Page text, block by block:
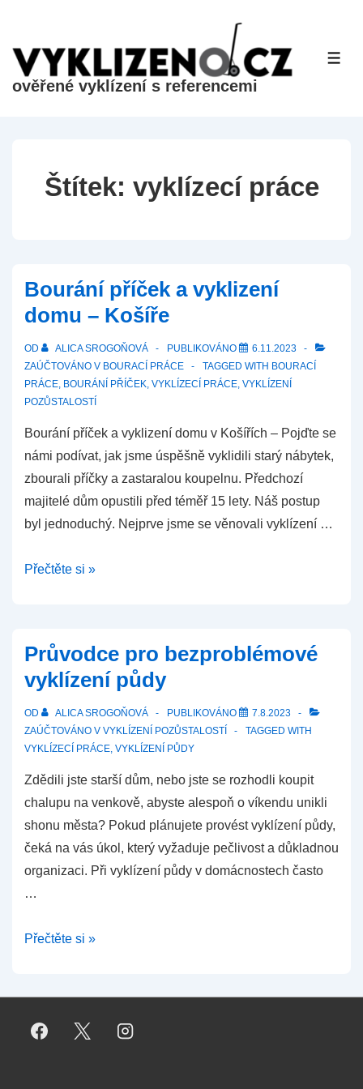
na
hlavní
ověřené vyklízení s referencemi
Štítek: vyklízecí práce
Bourání příček a vyklizení
domu – Košíře
OD ALICA SROGOŇOVÁ PUBLIKOVÁNO
6.11.2023
ZAÚČTOVÁNO V BOURACÍ PRÁCE TAGGED WITH BOURACÍ
PRÁCE, BOURÁNÍ PŘÍČEK, VYKLÍZECÍ PRÁCE, VYKLÍZENÍ
POZŮSTALOSTÍ
Bourání příček a vyklizení domu v Košířích – Pojďte se
námi podívat, jak jsme úspěšně vyklidili starý nábytek,
zbourali příčky a zastaralou koupelnu. Předchozí
majitelé dům opustili před téměř 15 lety. Náš postup
byl jednoduchý. Nejprve jsme se věnovali vyklízení …
Bourání
domu
–
Košíře
Přečtěte si »
Průvodce pro bezproblémové
vyklízení půdy
OD ALICA SROGOŇOVÁ PUBLIKOVÁNO
7.8.2023
ZAÚČTOVÁNO V VYKLÍZENÍ POZŮSTALOSTÍ
TAGGED WITH
VYKLÍZECÍ PRÁCE, VYKLÍZENÍ PŮDY
Zdědili jste starší dům, nebo jste se rozhodli koupit
chalupu na venkově, abyste alespoň o víkendu unikli
shonu města? Pokud plánujete provést vyklízení půdy,
čeká na vás úkol, který vyžaduje pečlivost a důkladnou
organizaci. Při vyklízení půdy v domácnostech často
…
Průvodce
půdy
Přečtěte si »